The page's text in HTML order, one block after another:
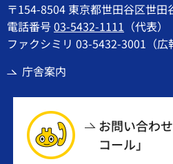
〒154-8504 東京都世田谷区世田
電話番号03-5432-1111 （代表）
ファクシミリ 03-5432-3001（広
庁舎案内
お問い合わ
コール」